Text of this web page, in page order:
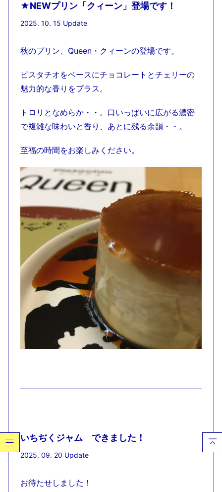
★NEWプリン「クィーン」登場です！
2025. 10. 15 Update
秋のプリン、Queen・クィーンの登場です。
ピスタチオをベースにチョコレートとチェリーの
魅力的な香りをプラス。
トロリとなめらか・・。口いっぱいに広がる濃密
で複雑な味わいと香り、あとに残る余韻・・。
至福の時間をお楽しみください。
いちぢくジャム できました！
2025. 09. 20 Update
お待たせしました！